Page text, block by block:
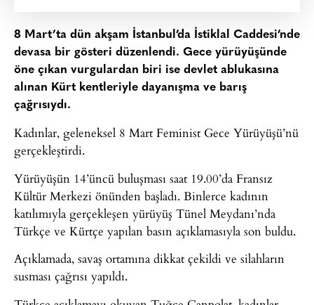
8 Mart’ta dün akşam İstanbul’da İstiklal Caddesi’nde
devasa bir gösteri düzenlendi. Gece yürüyüşünde
öne çıkan vurgulardan biri ise devlet ablukasına
alınan Kürt kentleriyle dayanışma ve barış
çağrısıydı.
Kadınlar, geleneksel 8 Mart Feminist Gece Yürüyüşü’nü
gerçekleştirdi.
Yürüyüşün 14’üncü buluşması saat 19.00’da Fransız
Kültür Merkezi önünden başladı. Binlerce kadının
katılımıyla gerçekleşen yürüyüş Tünel Meydanı’nda
Türkçe ve Kürtçe yapılan basın açıklamasıyla son buldu.
Açıklamada, savaş ortamına dikkat çekildi ve silahların
susması çağrısı yapıldı.